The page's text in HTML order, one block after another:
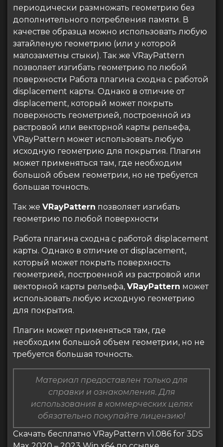
периодически размножать геометрию без
дополнительного потребления памяти. В
качестве образца можно использовать любую
затайленую геометрию (или у которой
малозаметны стыки). Так же VRayPattern
позволяет изгибать геометрию по любой
поверхности Работа плагина сходна с работой
displacement карты. Однако в отличие от
displacement, который может покрыть
поверхность геометрией, построенной из
растровой или векторной карты рельефа,
VRayPattern может использовать любую
исходную геометрию для покрытия. Плагин
может применяться там, где необходим
большой объем геометрии, но не требуется
большая точность.
Так же VRayPattern позволяет изгибать
геометрию по любой поверхности
Работа плагина сходна с работой displacement
карты. Однако в отличие от displacement,
который может покрыть поверхность
геометрией, построенной из растровой или
векторной карты рельефа, VRayPattern может
использовать любую исходную геометрию
для покрытия.
Плагин может применяться там, где
необходим большой объем геометрии, но не
требуется большая точность.
Материал предоставлен только для
справки и ознакомления. Для
использования в коммерческих целях
обязательно покупайте лицензию!
Скачать бесплатно VRayPattern v1.086 for 3DS